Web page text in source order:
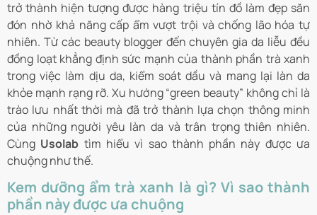
trở thành hiện tượng được hàng triệu tín đồ làm đẹp săn
đón nhờ khả năng cấp ẩm vượt trội và chống lão hóa tự
nhiên. Từ các beauty blogger đến chuyên gia da liễu đều
đồng loạt khẳng định sức mạnh của thành phần trà xanh
trong việc làm dịu da, kiểm soát dầu và mang lại làn da
khỏe mạnh rạng rỡ. Xu hướng “green beauty” không chỉ là
trào lưu nhất thời mà đã trở thành lựa chọn thông minh
của những người yêu làn da và trân trọng thiên nhiên.
Cùng Usolab tìm hiểu vì sao thành phần này được ưa
chuộng như thế.
Kem dưỡng ẩm trà xanh là gì? Vì sao thành
phần này được ưa chuộng